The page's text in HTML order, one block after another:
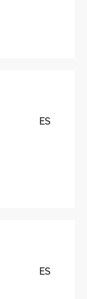
ES
ES